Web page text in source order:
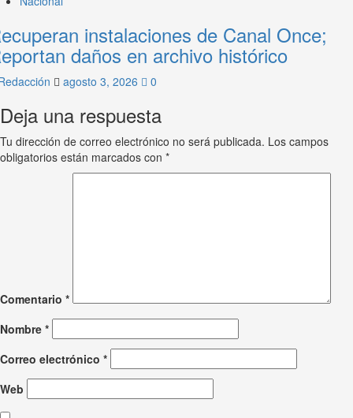
instalaciones de Canal Once;
daños en archivo histórico
agosto 3, 2026 0
Deja una respuesta
Tu dirección de correo electrónico no será publicada. Los campos
obligatorios están marcados con *
Comentario *
Nombre *
Correo electrónico *
Web